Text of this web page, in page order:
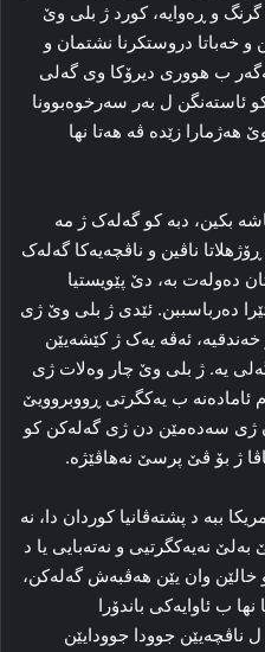
و ڕه‌وایه‌، کورد ژ بلی وێ
خەباتا دروستکرنا نشتمان و
ب هووری دیرۆکا وی گه‌لی
ئاسته‌نگن ل به‌ر سه‌رخوه‌بوونا
زێده‌ ڤه‌ هه‌تا نها
بکین، دبه‌ کو گه‌له‌ک ژ مه‌
ناڤین و ناڤچه‌یه‌کا‌ گه‌له‌ک
ده‌وله‌ت بە، دێ پێویستیا
ده‌رباسببن. ئێدی ژ بلی وێ ژی
ئه‌ڤه‌ یه‌ک ژ کێشه‌یێن
یه‌. ژ بلی وێ چار وه‌لات ژی
ئاماده‌نه‌ ب یه‌کگرتی ڕووبروویێ
ژی سه‌ده‌مێن دن ژی گه‌له‌کن کو
ژ بۆ ڤێ پرسێ نەھاڤێژە.
ببە د پشته‌ڤانیا کوردان دا‌، نه‌
نه‌یه‌کگرتیی و نه‌ته‌بایی یا د
خالێن وان یێن هه‌ڤبه‌ش گه‌له‌کن،
ب ئاوایه‌کی باندۆرا
جوودا جوودایێن